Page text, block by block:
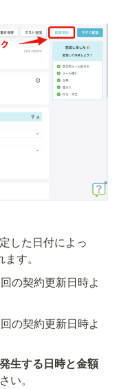
した日付によっ
す。
の契約更新日時よ
の契約更新日時よ
生する日時と金額
い。